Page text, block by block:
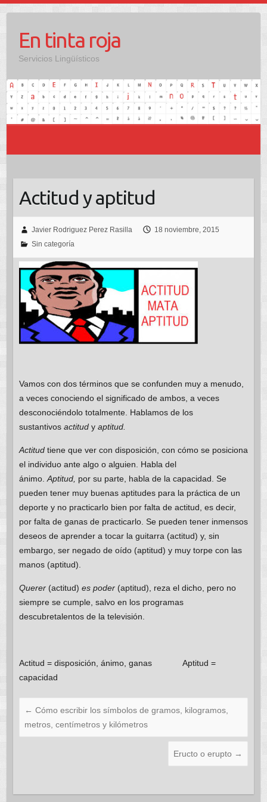
contenidoEn tinta roja
Servicios Lingüísticos
Actitud y aptitud
Javier Rodriguez Perez Rasilla
18 noviembre, 2015
Sin categoría
Vamos con dos términos que se confunden muy a menudo,
a veces conociendo el significado de ambos, a veces
desconociéndolo totalmente. Hablamos de los
sustantivos actitud yaptitud.
Actitudtiene que ver con disposición, con cómo se posiciona
el individuo ante algo o alguien. Habla del
ánimo.Aptitud, por su parte, habla de la capacidad. Se
pueden tener muy buenas aptitudes para la práctica de un
deporte y no practicarlo bien por falta de actitud, es decir,
por falta de ganas de practicarlo. Se pueden tener inmensos
deseos de aprender a tocar la guitarra (actitud) y, sin
embargo, ser negado de oído (aptitud) y muy torpe con las
manos (aptitud).
Querer(actitud) es poder(aptitud), reza el dicho, pero no
siempre se cumple, salvo en los programas
descubretalentos de la televisión.
Actitud = disposición, ánimo, ganas Aptitud =
capacidad
← Cómo escribir los símbolos de gramos, kilogramos,
metros, centímetros y kilómetros
Eructo o erupto →